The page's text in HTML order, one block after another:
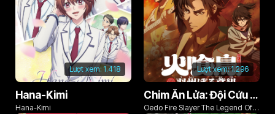
Lượt xem: 1.418
Hana-Kimi
Hana-Kimi
Lượt xem:1.296
Chim Ăn Lửa: Đội Cứu Hỏa Rách Rưới Vùng Ushu
Oedo Fire Slayer The Legend Of